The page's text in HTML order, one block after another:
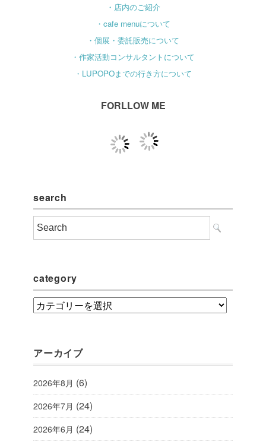
・店内のご紹介
・cafe menuについて
・個展・委託販売について
・作家活動コンサルタントについて
・LUPOPOまでの行き方について
FORLLOW ME
search
category
category
アーカイブ
2026年8月 (6)
2026年7月 (24)
2026年6月 (24)